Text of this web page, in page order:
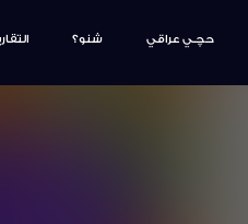
حچـي عراقي شنو؟